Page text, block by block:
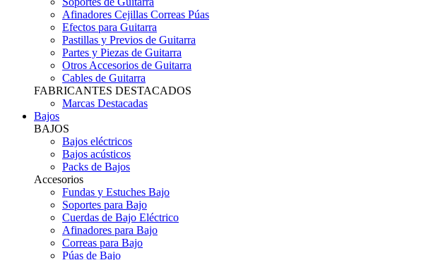
Afinadores Cejillas Correas Púas
Efectos para Guitarra
Pastillas y Previos de Guitarra
Partes y Piezas de Guitarra
Otros Accesorios de Guitarra
Cables de Guitarra
FABRICANTES DESTACADOS
Marcas Destacadas
Bajos
BAJOS
Bajos eléctricos
Bajos acústicos
Packs de Bajos
Accesorios
Fundas y Estuches Bajo
Soportes para Bajo
Cuerdas de Bajo Eléctrico
Afinadores para Bajo
Correas para Bajo
Púas de Bajo